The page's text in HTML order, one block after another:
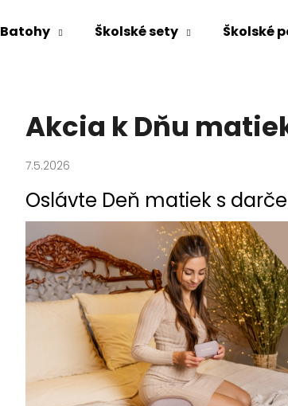
Batohy Školské sety Školské
Akcia k Dňu
7.5.2026
Oslávte Deň matiek s
Odporúčame
ŠKOLSKÝ SET 8-DIELNY OXY GO
FOOTBALL CHAMPIONSHIP
130 €